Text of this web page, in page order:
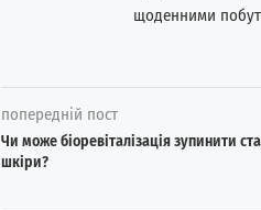
щоденними
попередній пост
Чи може біоревіталізація зупинити
шкіри?